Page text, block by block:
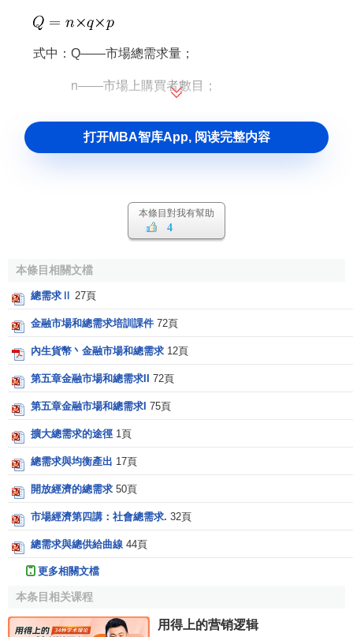
式中：Q——市場總需求量；
n——市場上購買者數目；
g——平均每個購買者的年購買量；
p——產品的平均單價。
算市場總需求量的方法，即連鎖比率法。當估計一個量的各
個組成部分比直接估計數量更容易時，可以考慮採用這種方
例：
假定某啤酒廠開發出了一種新啤酒，在估計其市場潛量
時，可以藉助下式：
新啤酒需求量=人口×平均個人可隨意支配收入×個人可隨
意支配收入中用於購買食物的百分比×食物花費中用於飲料的
票據百分比×飲料花費費中用於
中用於啤酒的平均百分比×啤酒花費中用於新啤酒的預計百分
比。
企業在運用 連鎖比率法
產品大類，再移向特點產品，如此層層往下推算。
參考文獻
↑程愛學總主編 徐文峰執行主編.市場總監.北京大學
打开MBA智库App, 阅读完整内容
本條目對我有幫助
4
本條目相關文檔
總需求Ⅱ 27頁
金融市場和總需求培訓課件 72頁
內生貨幣丶金融市場和總需求 12頁
第五章金融市場和總需求II 72頁
第五章金融市場和總需求I 75頁
擴大總需求的途徑 1頁
總需求與均衡產出 17頁
開放經濟的總需求 50頁
市場經濟第四講：社會總需求. 32頁
總需求與總供給曲線 44頁
更多相關文檔
本条目相关课程
用得上的营销逻辑